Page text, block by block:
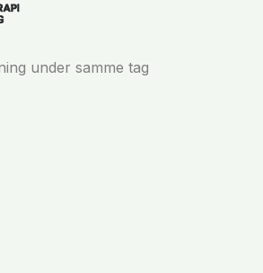
under samme tag